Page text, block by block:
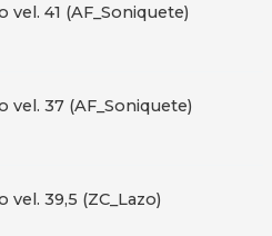
vel. 41 (AF_Soniquete)
vel. 37 (AF_Soniquete)
39,5 (ZC_Lazo)